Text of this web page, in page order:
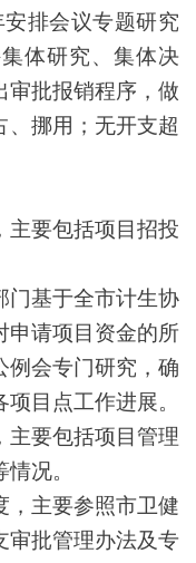
排会议专题研究
体研究、集体决
审批报销程序，做
、挪用；无开支超
主要包括项目招投
门基于全市计生协
申请项目资金的所
例会专门研究，确
目点工作进展。
主要包括项目管理
况。
，主要参照市卫健
审批管理办法及专